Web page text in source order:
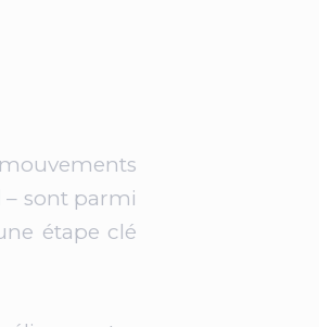
– sont parmi
étape clé